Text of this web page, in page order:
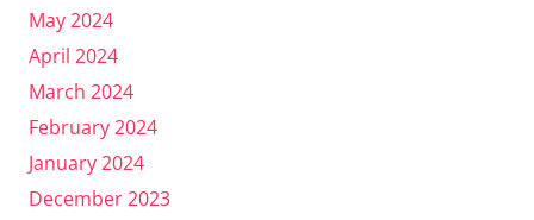
May 2024
April 2024
March 2024
February 2024
January 2024
December 2023